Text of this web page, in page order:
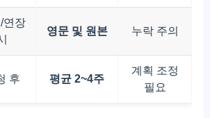
연장
영문 및 원본 누락 주의
후 평균 2~4주
계획 조정
필요